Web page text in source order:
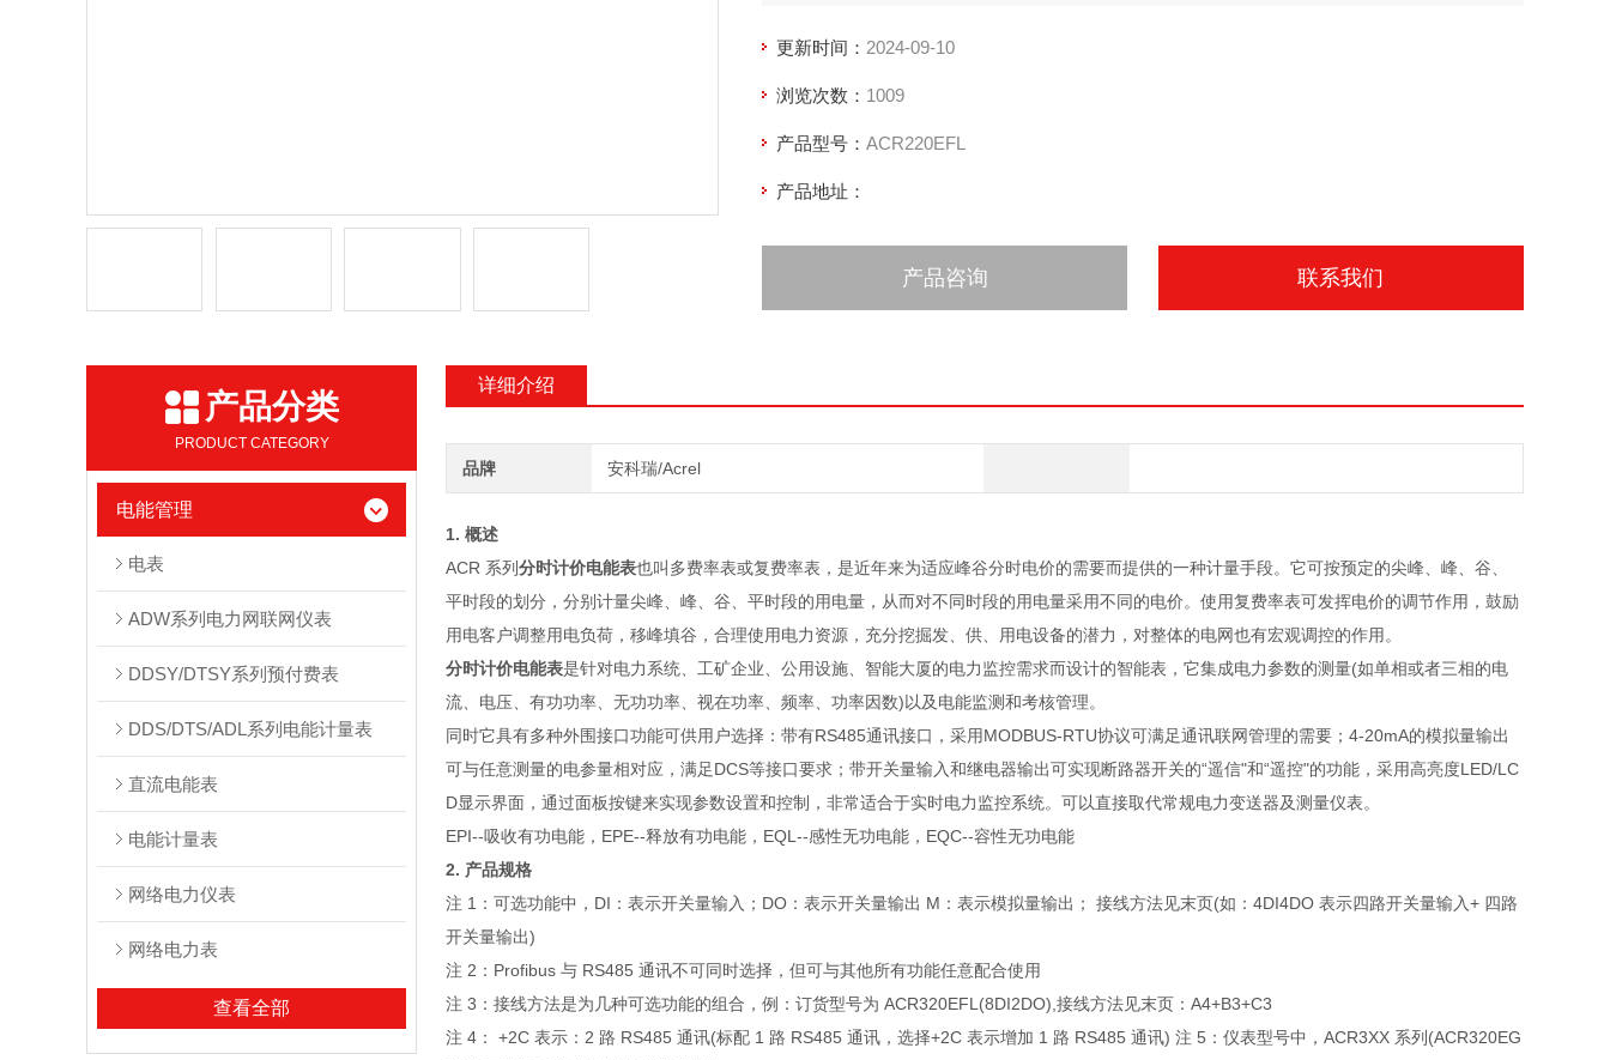
更新时间： 2024-09-10
浏览次数： 1009
产品型号： ACR220EFL
产品地址：
产品咨询 联系我们
产品分类
PRODUCT CATEGORY
电能管理
电表
ADW系列电力网联网仪表
DDSY/DTSY系列预付费表
DDS/DTS/ADL系列电能计量表
直流电能表
电能计量表
网络电力仪表
网络电力表
查看全部
详细介绍
品牌 安科瑞/Acrel
1. 概述
ACR 系列分时计价电能表也叫多费率表或复费率表，是近年来为适应峰谷分时电价的需要而提供的一种计量手段。它可按预定的尖峰、峰、谷、
平时段的划分，分别计量尖峰、峰、谷、平时段的用电量，从而对不同时段的用电量采用不同的电价。使用复费率表可发挥电价的调节作用，鼓励
用电客户调整用电负荷，移峰填谷，合理使用电力资源，充分挖掘发、供、用电设备的潜力，对整体的电网也有宏观调控的作用。
分时计价电能表是针对电力系统、工矿企业、公用设施、智能大厦的电力监控需求而设计的智能表，它集成电力参数的测量(如单相或者三相的电
流、电压、有功功率、无功功率、视在功率、频率、功率因数)以及电能监测和考核管理。
同时它具有多种外围接口功能可供用户选择：带有RS485通讯接口，采用MODBUS-RTU协议可满足通讯联网管理的需要；4-20mA的模拟量输出
可与任意测量的电参量相对应，满足DCS等接口要求；带开关量输入和继电器输出可实现断路器开关的“遥信"和“遥控"的功能，采用高亮度LED/LC
D显示界面，通过面板按键来实现参数设置和控制，非常适合于实时电力监控系统。可以直接取代常规电力变送器及测量仪表。
EPI--吸收有功电能，EPE--释放有功电能，EQL--感性无功电能，EQC--容性无功电能
2. 产品规格
注 1：可选功能中，DI：表示开关量输入；DO：表示开关量输出 M：表示模拟量输出； 接线方法见末页(如：4DI4DO 表示四路开关量输入+ 四路
开关量输出)
注 2：Profibus 与 RS485 通讯不可同时选择，但可与其他所有功能任意配合使用
注 3：接线方法是为几种可选功能的组合，例：订货型号为 ACR320EFL(8DI2DO),接线方法见末页：A4+B3+C3
注 4： +2C 表示：2 路 RS485 通讯(标配 1 路 RS485 通讯，选择+2C 表示增加 1 路 RS485 通讯) 注 5：仪表型号中，ACR3XX 系列(ACR320EG